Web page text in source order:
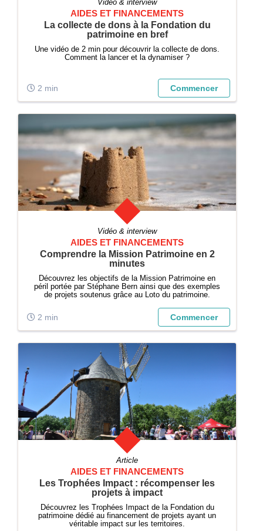
Vidéo & interview
AIDES ET FINANCEMENTS
La collecte de dons à la Fondation du
patrimoine en bref
Une vidéo de 2 min pour découvrir la collecte de dons.
Comment la lancer et la dynamiser ?
2 min Commencer
Vidéo & interview
AIDES ET FINANCEMENTS
Comprendre la Mission Patrimoine en 2
minutes
Découvrez les objectifs de la Mission Patrimoine en
péril portée par Stéphane Bern ainsi que des exemples
de projets soutenus grâce au Loto du patrimoine.
2 min Commencer
Article
AIDES ET FINANCEMENTS
Les Trophées Impact : récompenser les
projets à impact
Découvrez les Trophées Impact de la Fondation du
patrimoine dédié au financement de projets ayant un
véritable impact sur les territoires.